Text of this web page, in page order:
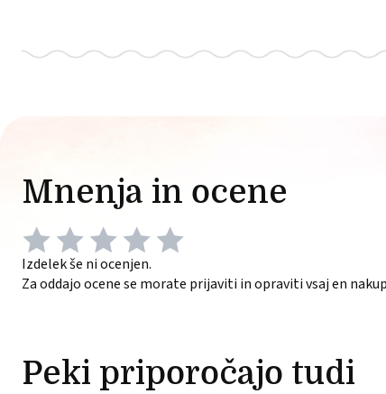
Mnenja in ocene
Izdelek še ni ocenjen.
Za oddajo ocene se morate prijaviti in opraviti vsaj en
Peki priporočajo tudi